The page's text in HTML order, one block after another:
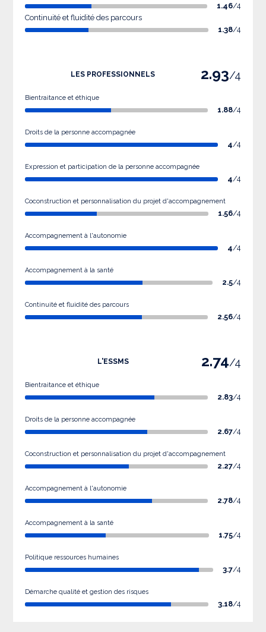
1.46/4
Continuité et fluidité des parcours
1.38/4
LES PROFESSIONNELS 2.93/4
Bientraitance et éthique
1.88/4
Droits de la personne accompagnée
4/4
Expression et participation de la personne accompagnée
4/4
Coconstruction et personnalisation du projet d'accompagnement
1.56/4
Accompagnement à l'autonomie
4/4
Accompagnement à la santé
2.5/4
Continuité et fluidité des parcours
2.56/4
L'ESSMS 2.74/4
Bientraitance et éthique
2.83/4
Droits de la personne accompagnée
2.67/4
Coconstruction et personnalisation du projet d'accompagnement
2.27/4
Accompagnement à l'autonomie
2.78/4
Accompagnement à la santé
1.75/4
Politique ressources humaines
3.7/4
Démarche qualité et gestion des risques
3.18/4